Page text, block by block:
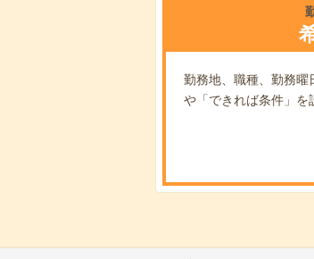
勤務地、職種、勤務曜
や「できれば条件」を